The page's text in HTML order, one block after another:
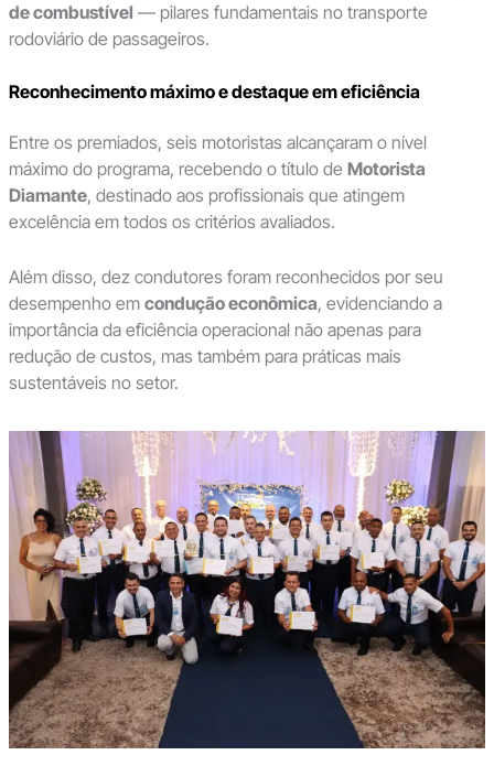
de combustível — pilares fundamentais no transporte
rodoviário de passageiros.
Reconhecimento máximo e destaque em eficiência
Entre os premiados, seis motoristas alcançaram o nível
máximo do programa, recebendo o título de Motorista
Diamante, destinado aos profissionais que atingem
excelência em todos os critérios avaliados.
Além disso, dez condutores foram reconhecidos por seu
desempenho em condução econômica, evidenciando a
importância da eficiência operacional não apenas para
redução de custos, mas também para práticas mais
sustentáveis no setor.